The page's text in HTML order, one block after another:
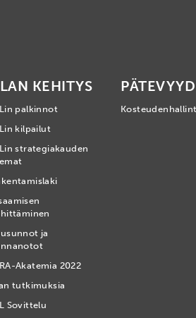
KEHITYS
palkinnot
kilpailut
strategiakauden
ja
Akatemia 2022
tutkimuksia
Sovittelu